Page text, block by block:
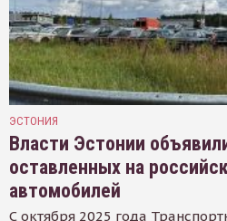
ЭСТОНИЯ
Власти Эстонии
оставленных на
автомобилей
С октября 2025 года